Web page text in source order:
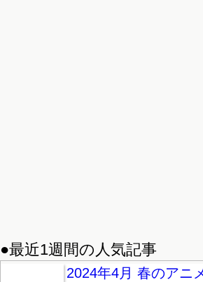
●最近1週間の人気記事
2024年4月 春のアニ